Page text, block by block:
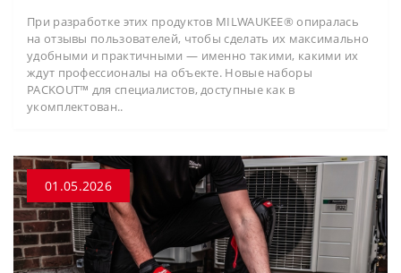
При разработке этих продуктов MILWAUKEE® опиралась
на отзывы пользователей, чтобы сделать их максимально
удобными и практичными — именно такими, какими их
ждут профессионалы на объекте. Новые наборы
PACKOUT™ для специалистов, доступные как в
укомплектован..
01.05.2026